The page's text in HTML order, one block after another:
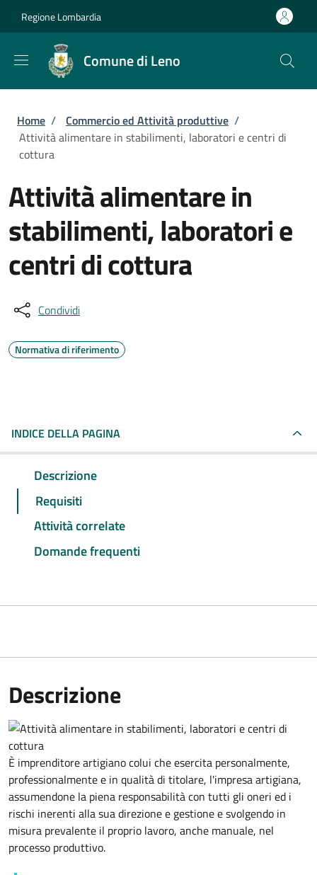
Regione Lombardia
Comune di Leno
Briciole di pane
Home / Commercio ed Attività produttive /
Attività alimentare in stabilimenti, laboratori e centri di
cottura
Attività alimentare in
stabilimenti, laboratori e
centri di cottura
Condividi
Normativa di riferimento
INDICE DELLA PAGINA
Descrizione
Requisiti
Attività correlate
Domande frequenti
Descrizione
È imprenditore artigiano colui che esercita personalmente,
professionalmente e in qualità di titolare, l'impresa artigiana,
assumendone la piena responsabilità con tutti gli oneri ed i
rischi inerenti alla sua direzione e gestione e svolgendo in
misura prevalente il proprio lavoro, anche manuale, nel
processo produttivo.